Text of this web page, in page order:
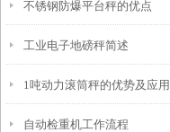
不锈钢防爆平台秤的优点
工业电子地磅秤简述
1吨动力滚筒秤的优势及应用
自动检重机工作流程